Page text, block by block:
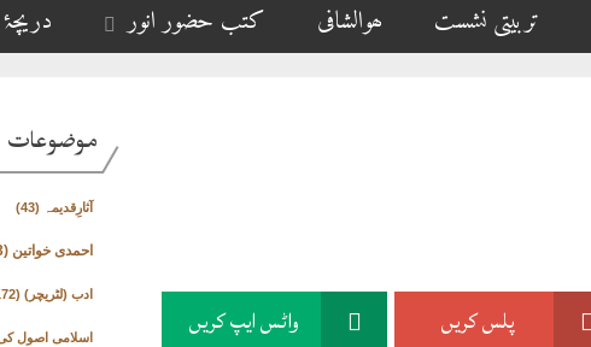
تربیتی نشست ھوالشافی کتب حضور انور
موضوعات
آثارِقدیمہ (43)
احمدی خواتین (373)
ادب (لٹریچر)(172)
اسلامی اصول پلس کریں واٹس ایپ کریں